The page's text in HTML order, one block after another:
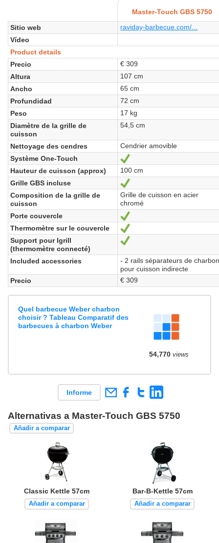
Master-Touch GBS 5750
Sitio web
raviday-barbecue.com/...
Vídeo
Product details
Precio
€ 309
Altura
107 cm
Ancho
65 cm
Profundidad
72 cm
Peso
17 kg
Diamètre de la grille de
cuisson
54,5 cm
Nettoyage des cendres
Cendrier amovible
Système One-Touch
Hauteur de cuisson (approx)
100 cm
Grille GBS incluse
Composition de la grille de
cuisson
Grille de cuisson en acier
chromé
Porte couvercle
Thermomètre sur le couvercle
Sí
Support pour Igrill
(thermomètre connecté)
Included accessories
- 2 rails séparateurs de
pour cuisson indirecte
Precio
€ 309
Quel barbecue Weber charbon
choisir ? Tableau Comparatif des
barbecues à charbon Weber
54,770views
Informe
Alternativas a Master-Touch GBS 5750
Añadir a comparar
Classic Kettle 57cm
Añadir a comparar
Bar-B-Kettle 57cm
Añadir a comparar